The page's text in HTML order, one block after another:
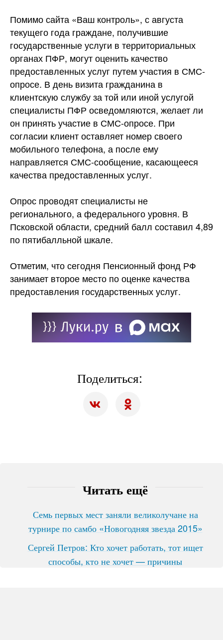
Помимо сайта «Ваш контроль», с августа
текущего года граждане, получившие
государственные услуги в территориальных
органах ПФР, могут оценить качество
предоставленных услуг путем участия в СМС-
опросе. В день визита гражданина в
клиентскую службу за той или иной услугой
специалисты ПФР осведомляются, желает ли
он принять участие в СМС-опросе. При
согласии клиент оставляет номер своего
мобильного телефона, а после ему
направляется СМС-сообщение, касающееся
качества предоставленных услуг.
Опрос проводят специалисты не
регионального, а федерального уровня. В
Псковской области, средний балл составил 4,89
по пятибалльной шкале.
Отметим, что сегодня Пенсионный фонд РФ
занимает второе место по оценке качества
предоставления государственных услуг.
Поделиться:
Читать ещё
Семь первых мест заняли великолучане на
турнире по самбо «Новогодняя звезда 2015»
Сергей Петров: Кто хочет работать, тот ищет
способы, кто не хочет — причины